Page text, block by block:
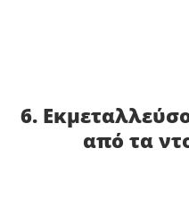
6.
από τα